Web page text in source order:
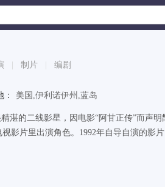
制片 编剧
： 美国,伊利诺伊州,蓝岛
湛的二线影星，因电影“阿甘正传”而声明
影片里出演角色。1992年自导自演的影